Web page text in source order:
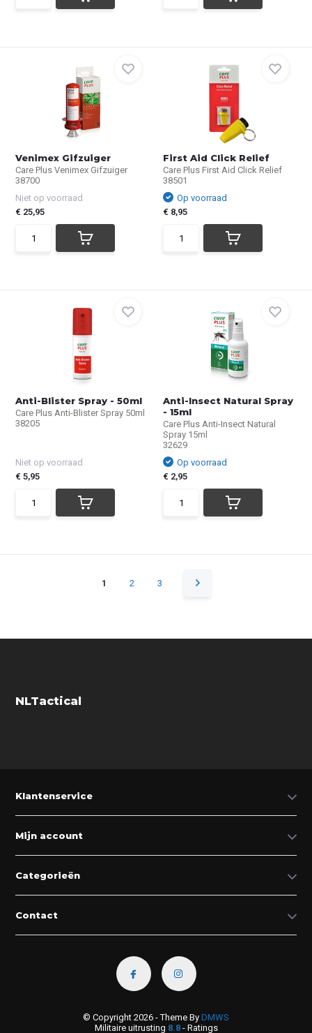
Venimex Gifzuiger
Care Plus Venimex Gifzuiger
38700
Niet op voorraad
€ 25,95
First Aid Click Relief
Care Plus First Aid Click Relief
38501
Op voorraad
€ 8,95
Anti-Blister Spray - 50ml
Care Plus Anti-Blister Spray 50ml
38205
Niet op voorraad
€ 5,95
Anti-Insect Natural Spray
- 15ml
Care Plus Anti-Insect Natural
Spray 15ml
32629
Op voorraad
€ 2,95
1 2 3
NLTactical
Klantenservice
Mijn account
Categorieën
Contact
© Copyright 2026 - Theme By DMWS
Militaire uitrusting 8.8- Ratings